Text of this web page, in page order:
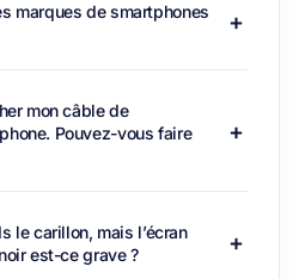
marques de smartphones
mon câble de
Pouvez-vous faire
le carillon, mais l’écran
est-ce grave ?